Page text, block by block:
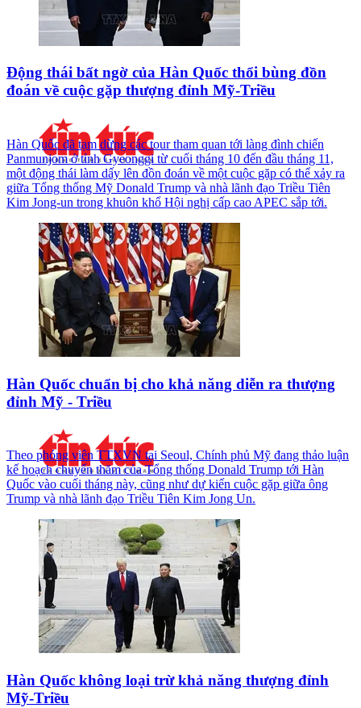
Động thái bất ngờ của Hàn Quốc thổi bùng đồn
đoán về cuộc gặp thượng đỉnh Mỹ-Triều
Hàn Quốc đã tạm dừng các tour tham quan tới làng đình chiến
Panmunjom ở tỉnh Gyeonggi từ cuối tháng 10 đến đầu tháng 11,
một động thái làm dấy lên đồn đoán về một cuộc gặp có thể xảy ra
giữa Tổng thống Mỹ Donald Trump và nhà lãnh đạo Triều Tiên
Kim Jong-un trong khuôn khổ Hội nghị cấp cao APEC sắp tới.
Hàn Quốc chuẩn bị cho khả năng diễn ra thượng
đỉnh Mỹ - Triều
Theo phóng viên TTXVN tại Seoul, Chính phủ Mỹ đang thảo luận
kế hoạch chuyến thăm của Tổng thống Donald Trump tới Hàn
Quốc vào cuối tháng này, cũng như dự kiến cuộc gặp giữa ông
Trump và nhà lãnh đạo Triều Tiên Kim Jong Un.
Hàn Quốc không loại trừ khả năng thượng đỉnh
Mỹ-Triều